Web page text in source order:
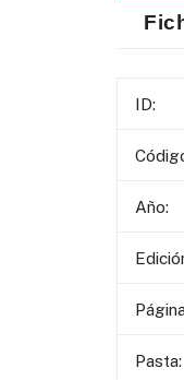
ID:
Año:
Pasta: